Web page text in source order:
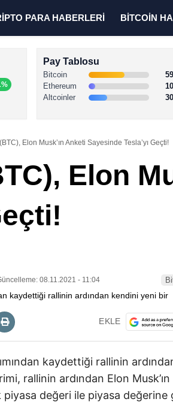
PARA HABERLERİ BİTCOİN
Pay Tablosu
Bitcoin
Ethereum
Altcoinler
Elon Musk’ın Anketi Sayesinde Tesla’yı Geçti!
Elon
08.11.2021 - 11:04
EKLE
kaydettiği rallinin
rallinin ardından Elon Musk’ın
piyasa değeri ile piyasa değerine